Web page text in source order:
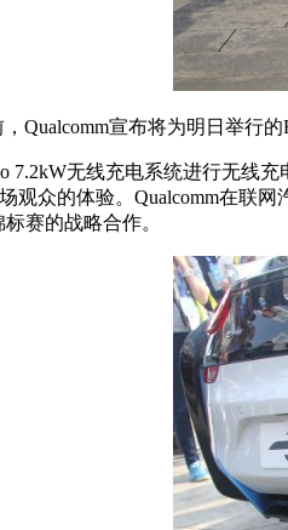
，Qualcomm宣布将为明日举行
7.2kW无线充电系统进行无线
观众的体验。Qualcomm在联
赛的战略合作。